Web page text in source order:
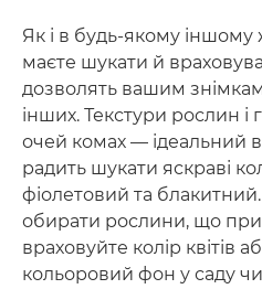
Як і в будь-якому іншому
маєте шукати й
дозволять вашим
інших. Текстури рослин
очей комах — ідеальний
радить шукати яскраві
фіолетовий та
обирати рослини, що
враховуйте колір квітів
кольоровий фон у саду